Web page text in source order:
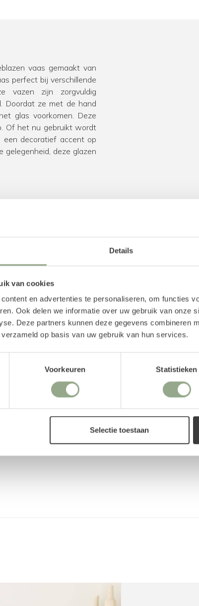
Details
van cookies
en advertenties te personaliseren, om functies
Ook delen we informatie over uw gebruik van onze
Deze partners kunnen deze gegevens combineren
op basis van uw gebruik van hun services.
Voorkeuren Statistieken
Selectie toestaan
vaas gemaakt van
perfect bij verschillende
vazen zijn zorgvuldig
Doordat ze met de hand
glas voorkomen. Deze
Of het nu gebruikt wordt
een decoratief accent op
gelegenheid, deze glazen
de vaas? Neem dan een
of lossekunststelen.
Reviews